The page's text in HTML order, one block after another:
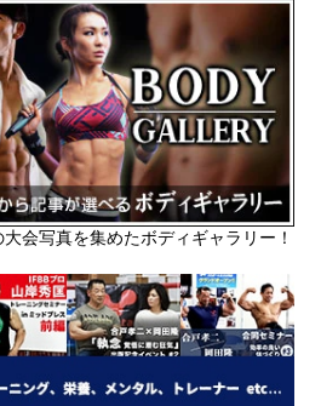
会写真を集めたボディギャラリー！